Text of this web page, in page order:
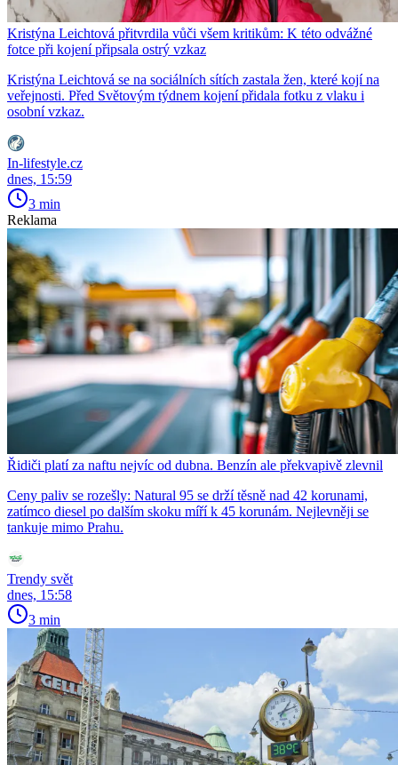
Kristýna Leichtová přitvrdila vůči všem kritikům: K této odvážné
fotce při kojení připsala ostrý vzkaz
Kristýna Leichtová se na sociálních sítích zastala žen, které kojí na
veřejnosti. Před Světovým týdnem kojení přidala fotku z vlaku i
osobní vzkaz.
In-lifestyle.cz
dnes, 15:59
3 min
Reklama
Řidiči platí za naftu nejvíc od dubna. Benzín ale překvapivě zlevnil
Ceny paliv se rozešly: Natural 95 se drží těsně nad 42 korunami,
zatímco diesel po dalším skoku míří k 45 korunám. Nejlevněji se
tankuje mimo Prahu.
Trendy svět
dnes, 15:58
3 min